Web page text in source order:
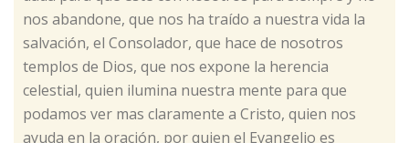
nos abandone, que nos ha traído a nuestra vida la
salvación, el Consolador, que hace de nosotros
templos de Dios, que nos expone la herencia
celestial, quien ilumina nuestra mente para que
podamos ver mas claramente a Cristo, quien nos
ayuda en la oración, por quien el Evangelio es